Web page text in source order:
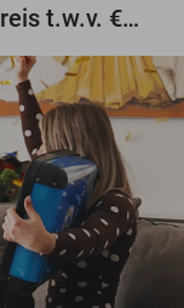
Maak gratis kans op een droomreis t.w.v. €3.000!